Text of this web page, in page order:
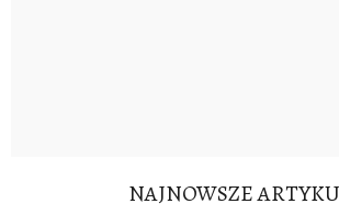
NAJNOWSZE